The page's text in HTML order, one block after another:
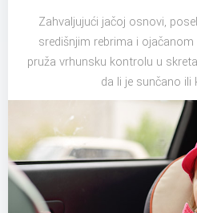
Zahvaljujući jačoj osnovi,
središnjim rebrima i
pruža vrhunsku kontrolu u
da li je sunčano ili